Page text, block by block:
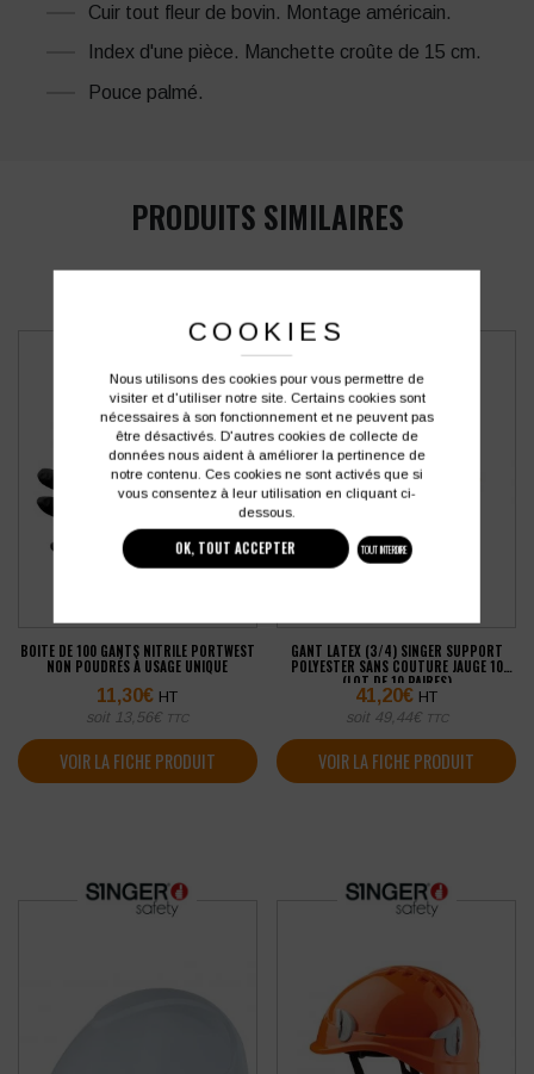
Cuir tout fleur de bovin. Montage américain.
Index d'une pièce. Manchette croûte de 15 cm.
Pouce palmé.
PRODUITS SIMILAIRES
BOITE DE 100 GANTS NITRILE PORTWEST
NON POUDRÉS À USAGE UNIQUE
11,30€ HT
soit 13,56€ TTC
VOIR LA FICHE PRODUIT
GANT LATEX (3/4) SINGER SUPPORT
POLYESTER SANS COUTURE JAUGE 10
(LOT DE 10 PAIRES)
41,20€ HT
soit 49,44€ TTC
VOIR LA FICHE PRODUIT
COOKIES
Nous utilisons des cookies pour vous permettre de
visiter et d'utiliser notre site. Certains cookies sont
nécessaires à son fonctionnement et ne peuvent pas
être désactivés. D'autres cookies de collecte de
données nous aident à améliorer la pertinence de
notre contenu. Ces cookies ne sont activés que si
vous consentez à leur utilisation en cliquant ci-
dessous.
OK, TOUT ACCEPTER TOUT INTERDIRE